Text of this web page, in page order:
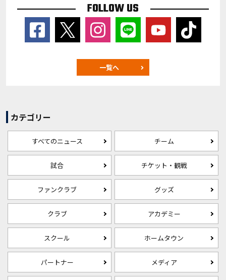
FOLLOW US
一覧へ
カテゴリー
すべてのニュース チーム
試合 チケット・観戦
ファンクラブ グッズ
クラブ アカデミー
スクール ホームタウン
パートナー メディア